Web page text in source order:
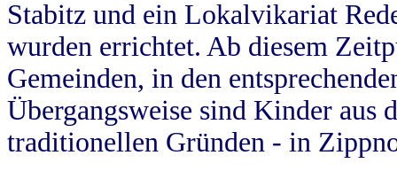
Stabitz und ein Lokalvikariat
wurden errichtet. Ab diesem
Gemeinden, in den
Übergangsweise sind Kinder aus
traditionellen Gründen - in